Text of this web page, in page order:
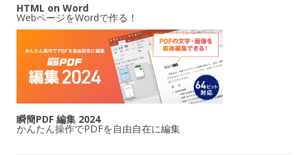
HTML on Word
WebページをWordで作る！
瞬簡PDF 編集 2024
かんたん操作でPDFを自由自在に編集